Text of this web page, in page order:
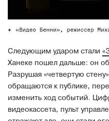
«Видео Бенни», режиссер
Следующим ударом стали
Ханеке пошел дальше: он
Разрушая «четвертую
обращаются к публике,
изменить ход событий.
видеокассета, пульт